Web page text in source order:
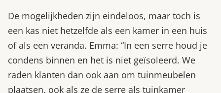
De mogelijkheden zijn eindeloos, maar toch is
een kas niet hetzelfde als een kamer in een huis
of als een veranda. Emma: “In een serre houd je
condens binnen en het is niet geïsoleerd. We
raden klanten dan ook aan om tuinmeubelen
plaatsen, ook als ze de serre als tuinkamer